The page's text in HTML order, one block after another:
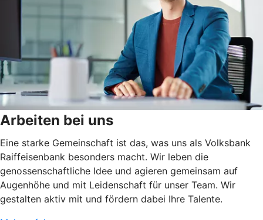
Arbeiten bei uns
Eine starke Gemeinschaft ist das, was uns als Volksbank
Raiffeisenbank besonders macht. Wir leben die
genossenschaftliche Idee und agieren gemeinsam auf
Augenhöhe und mit Leidenschaft für unser Team. Wir
gestalten aktiv mit und fördern dabei Ihre Talente.